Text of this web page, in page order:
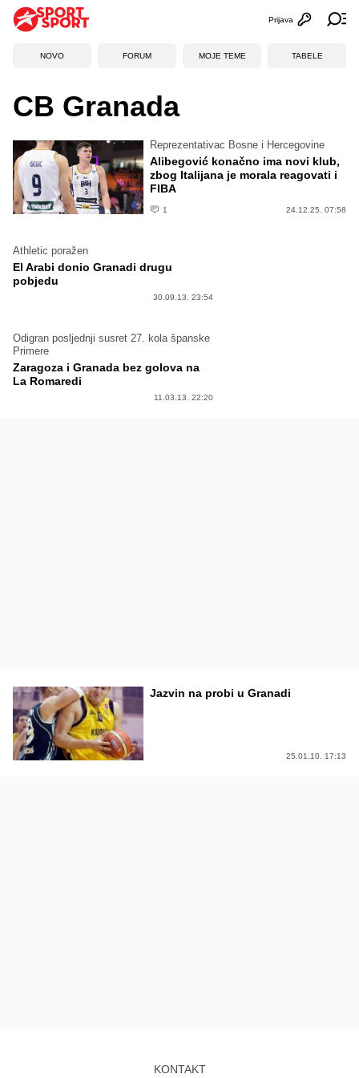
Otvori
Prijava
NOVO FORUM MOJE TEME TABELE
CB Granada
Reprezentativac Bosne i Hercegovine
Alibegović konačno ima novi klub,
zbog Italijana je morala reagovati i
FIBA
1 24.12.25. 07:58
Athletic poražen
El Arabi donio Granadi drugu
pobjedu
30.09.13. 23:54
Odigran posljednji susret 27. kola španske
Primere
Zaragoza i Granada bez golova na
La Romaredi
11.03.13. 22:20
Jazvin na probi u Granadi
25.01.10. 17:13
KONTAKT